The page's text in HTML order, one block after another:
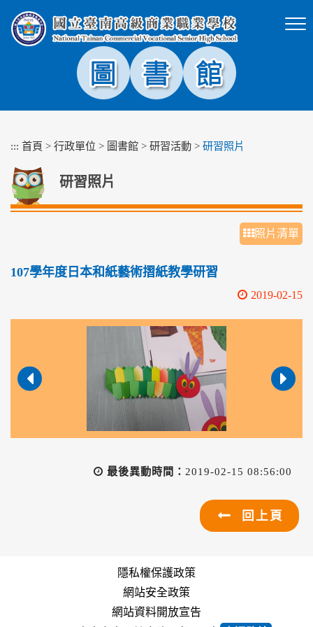
塊
::: 首頁 > 行政單位 > 圖書館 > 研習活動 > 研習照片
研習照片
照片清單
107學年度日本和紙藝術摺紙教學研習
2019-02-15
最後異動時間： 2019-02-15 08:56:00
回上頁
隱私權保護政策
網站安全政策
網站資料開放宣告